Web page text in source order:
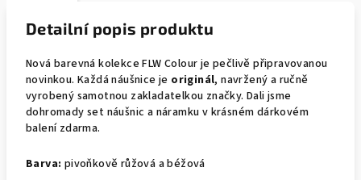
Detailní popis produktu
Nová barevná kolekce FLW Colour je pečlivě připravovanou
novinkou. Každá náušnice je originál,navržený a ručně
vyrobený samotnou zakladatelkou značky. Dali jsme
dohromady set náušnic a náramku v krásném dárkovém
balení zdarma.
Barva: pivoňkově růžová a béžová